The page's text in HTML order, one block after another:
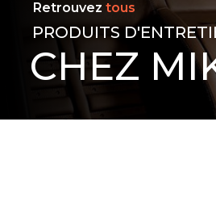
Retrouvez tous
PRODUITS
CHEZ